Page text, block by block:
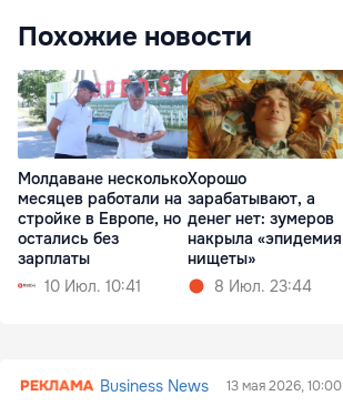
Похожие новости
Молдаване несколько
месяцев работали на
стройке в Европе, но
остались без
зарплаты
10 Июл. 10:41
Хорошо
зарабатывают, а
денег нет: зумеров
накрыла «эпидемия
нищеты»
8 Июл. 23:44
Business News 13 мая 2026, 10:00